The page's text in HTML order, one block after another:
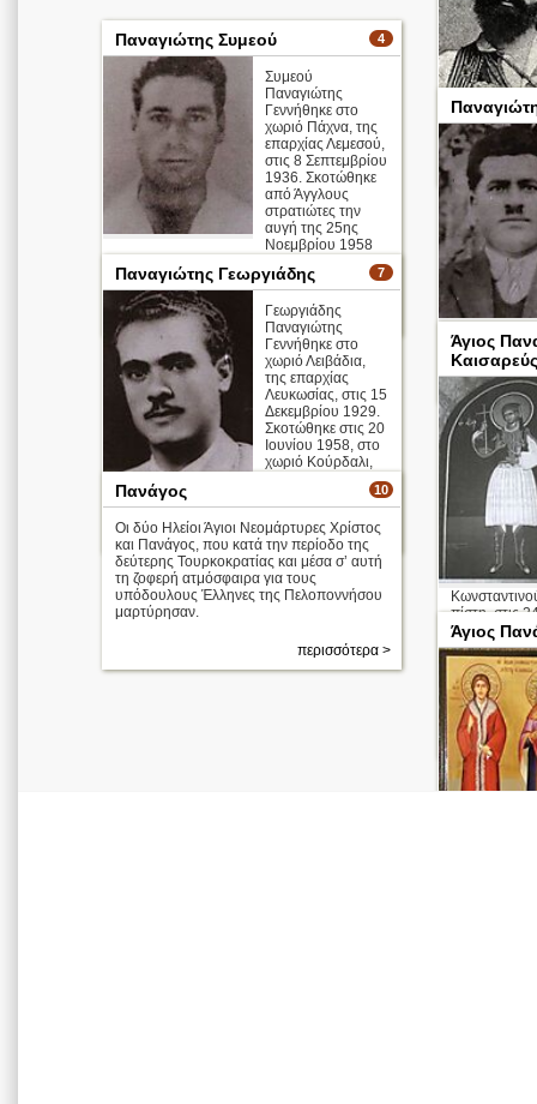
4
Παναγιώτης Συμεού
Συμεού
Παναγιώτης
Γεννήθηκε στο
χωριό Πάχνα, της
επαρχίας Λεμεσού,
στις 8 Σεπτεμβρίου
1936. Σκοτώθηκε
από Άγγλους
στρατιώτες την
αυγή της 25ης
Νοεμβρίου 1958
δραπετεύσ ...
περισσότερα >
7
Παναγιώτης Γεωργιάδης
Γεωργιάδης
Παναγιώτης
Γεννήθηκε στο
χωριό Λειβάδια,
της επαρχίας
Λευκωσίας, στις 15
Δεκεμβρίου 1929.
Σκοτώθηκε στις 20
Ιουνίου 1958, στο
χωριό Κούρδαλι,
περισσότερα >
Άγιος
Καισαρεύς
πίστη, στις
λείψανο του,
χριστιανούς
Ζωοδόχου
Απολυτίκιο
10
Πανάγος
Οι δύο Ηλείοι Άγιοι Νεομάρτυρες Χρίστος
και Πανάγος, που κατά την περίοδο της
δεύτερης Τουρκοκρατίας και μέσα σ’ αυτή
τη ζοφερή ατμόσφαιρα για τους
υπόδουλους Έλληνες της Πελοποννήσου
μαρτύρησαν.
περισσότερα >
Άγιος